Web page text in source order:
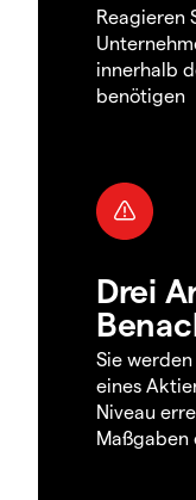
Reagieren
innerhalb
benötigen
Drei
Sie
eines
Niveau